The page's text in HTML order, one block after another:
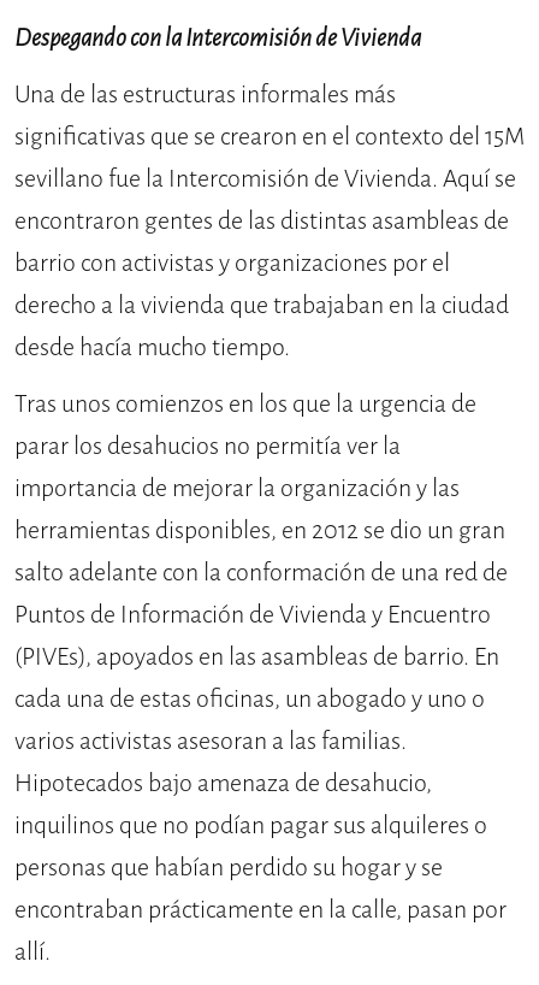
Despegando con la Intercomisión de Vivienda
Una de las estructuras informales más
significativas que se crearon en el contexto del 15M
sevillano fue la Intercomisión de Vivienda. Aquí se
encontraron gentes de las distintas asambleas de
barrio con activistas y organizaciones por el
derecho a la vivienda que trabajaban en la ciudad
desde hacía mucho tiempo.
Tras unos comienzos en los que la urgencia de
parar los desahucios no permitía ver la
importancia de mejorar la organización y las
herramientas disponibles, en 2012 se dio un gran
salto adelante con la conformación de una red de
Puntos de Información de Vivienda y Encuentro
(PIVEs), apoyados en las asambleas de barrio. En
cada una de estas oficinas, un abogado y uno o
varios activistas asesoran a las familias.
Hipotecados bajo amenaza de desahucio,
inquilinos que no podían pagar sus alquileres o
personas que habían perdido su hogar y se
encontraban prácticamente en la calle, pasan por
allí.